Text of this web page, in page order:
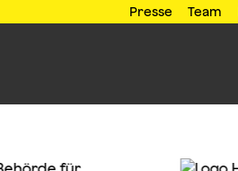
Presse Team